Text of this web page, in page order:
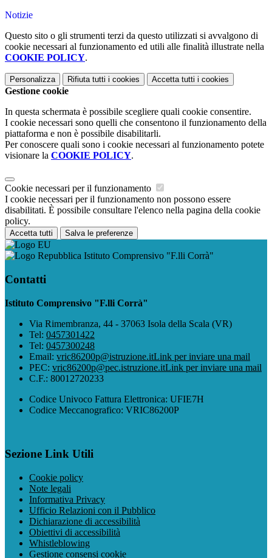
Notizie
Questo sito o gli strumenti terzi da questo utilizzati si avvalgono di
cookie necessari al funzionamento ed utili alle finalità illustrate nella
COOKIE POLICY.
Personalizza Rifiuta tutti i cookies Accetta tutti i cookies
Gestione cookie
In questa schermata è possibile scegliere quali cookie consentire.
I cookie necessari sono quelli che consentono il funzionamento della
piattaforma e non è possibile disabilitarli.
Per conoscere quali sono i cookie necessari al funzionamento potete
visionare la COOKIE POLICY.
Cookie necessari per il funzionamento
I cookie necessari per il funzionamento non possono essere
disabilitati. È possibile consultare l'elenco nella pagina della cookie
policy.
Accetta tutti Salva le preferenze
Istituto Comprensivo "F.lli Corrà"
Contatti
Istituto Comprensivo "F.lli Corrà"
Via Rimembranza, 44 - 37063 Isola della Scala (VR)
Tel: 0457301422
Tel: 0457300248
Email: vric86200p@istruzione.itLink per inviare una mail
PEC: vric86200p@pec.istruzione.itLink per inviare una mail
C.F.: 80012720233
Codice Univoco Fattura Elettronica: UFIE7H
Codice Meccanografico: VRIC86200P
Sezione Link Utili
Cookie policy
Note legali
Informativa Privacy
Ufficio Relazioni con il Pubblico
Dichiarazione di accessibilità
Obiettivi di accessibilità
Whistleblowing
Gestione consensi cookie